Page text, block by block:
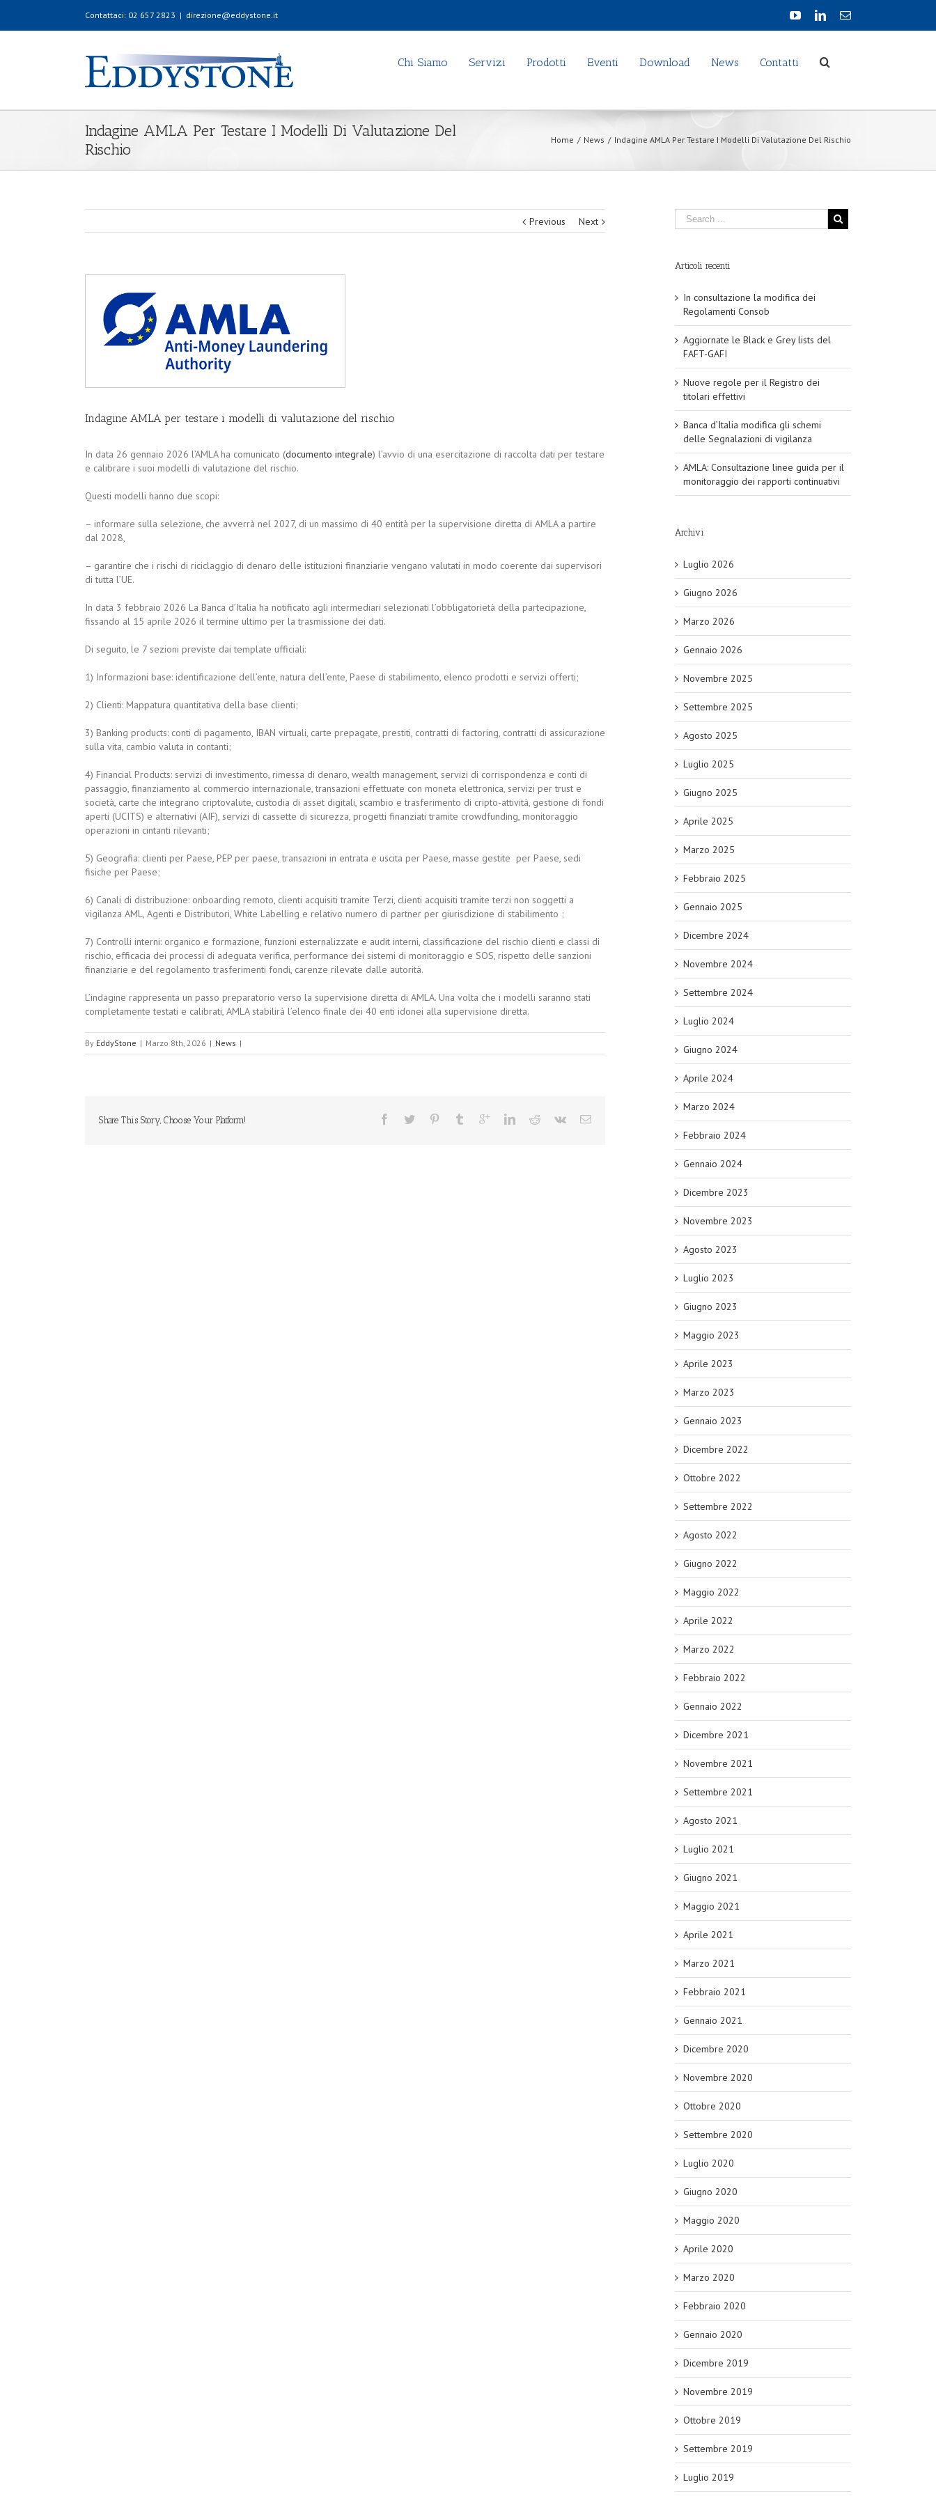
Contattaci: 02 657 2823 | direzione@eddystone.it
Chi Siamo Servizi Prodotti Eventi Download News Contatti
Indagine AMLA Per Testare I Modelli Di Valutazione Del
Rischio
Home / News / Indagine AMLA Per Testare I Modelli Di Valutazione Del Rischio
Previous Next
Indagine AMLA per testare i modelli di valutazione del rischio
In data 26 gennaio 2026 l’AMLA ha comunicato (documento integrale) l’avvio di una esercitazione di raccolta dati per testare
e calibrare i suoi modelli di valutazione del rischio.
Questi modelli hanno due scopi:
– informare sulla selezione, che avverrà nel 2027, di un massimo di 40 entità per la supervisione diretta di AMLA a partire
dal 2028,
– garantire che i rischi di riciclaggio di denaro delle istituzioni finanziarie vengano valutati in modo coerente dai supervisori
di tutta l’UE.
In data 3 febbraio 2026 La Banca d’Italia ha notificato agli intermediari selezionati l’obbligatorietà della partecipazione,
fissando al 15 aprile 2026 il termine ultimo per la trasmissione dei dati.
Di seguito, le 7 sezioni previste dai template ufficiali:
1) Informazioni base: identificazione dell’ente, natura dell’ente, Paese di stabilimento, elenco prodotti e servizi offerti;
2) Clienti: Mappatura quantitativa della base clienti;
3) Banking products: conti di pagamento, IBAN virtuali, carte prepagate, prestiti, contratti di factoring, contratti di assicurazione
sulla vita, cambio valuta in contanti;
4) Financial Products: servizi di investimento, rimessa di denaro, wealth management, servizi di corrispondenza e conti di
passaggio, finanziamento al commercio internazionale, transazioni effettuate con moneta elettronica, servizi per trust e
società, carte che integrano criptovalute, custodia di asset digitali, scambio e trasferimento di cripto-attività, gestione di fondi
aperti (UCITS) e alternativi (AIF), servizi di cassette di sicurezza, progetti finanziati tramite crowdfunding, monitoraggio
operazioni in cintanti rilevanti;
5) Geografia: clienti per Paese, PEP per paese, transazioni in entrata e uscita per Paese, masse gestite per Paese, sedi
fisiche per Paese;
6) Canali di distribuzione: onboarding remoto, clienti acquisiti tramite Terzi, clienti acquisiti tramite terzi non soggetti a
vigilanza AML, Agenti e Distributori, White Labelling e relativo numero di partner per giurisdizione di stabilimento ;
7) Controlli interni: organico e formazione, funzioni esternalizzate e audit interni, classificazione del rischio clienti e classi di
rischio, efficacia dei processi di adeguata verifica, performance dei sistemi di monitoraggio e SOS, rispetto delle sanzioni
finanziarie e del regolamento trasferimenti fondi, carenze rilevate dalle autorità.
L’indagine rappresenta un passo preparatorio verso la supervisione diretta di AMLA. Una volta che i modelli saranno stati
completamente testati e calibrati, AMLA stabilirà l’elenco finale dei 40 enti idonei alla supervisione diretta.
By EddyStone | Marzo 8th, 2026 | News |
Share This Story, Choose Your Platform!
Articoli recenti
In consultazione la modifica dei
Regolamenti Consob
Aggiornate le Black e Grey lists del
FAFT-GAFI
Nuove regole per il Registro dei
titolari effettivi
Banca d’Italia modifica gli schemi
delle Segnalazioni di vigilanza
AMLA: Consultazione linee guida per il
monitoraggio dei rapporti continuativi
Archivi
Luglio 2026
Giugno 2026
Marzo 2026
Gennaio 2026
Novembre 2025
Settembre 2025
Agosto 2025
Luglio 2025
Giugno 2025
Aprile 2025
Marzo 2025
Febbraio 2025
Gennaio 2025
Dicembre 2024
Novembre 2024
Settembre 2024
Luglio 2024
Giugno 2024
Aprile 2024
Marzo 2024
Febbraio 2024
Gennaio 2024
Dicembre 2023
Novembre 2023
Agosto 2023
Luglio 2023
Giugno 2023
Maggio 2023
Aprile 2023
Marzo 2023
Gennaio 2023
Dicembre 2022
Ottobre 2022
Settembre 2022
Agosto 2022
Giugno 2022
Maggio 2022
Aprile 2022
Marzo 2022
Febbraio 2022
Gennaio 2022
Dicembre 2021
Novembre 2021
Settembre 2021
Agosto 2021
Luglio 2021
Giugno 2021
Maggio 2021
Aprile 2021
Marzo 2021
Febbraio 2021
Gennaio 2021
Dicembre 2020
Novembre 2020
Ottobre 2020
Settembre 2020
Luglio 2020
Giugno 2020
Maggio 2020
Aprile 2020
Marzo 2020
Febbraio 2020
Gennaio 2020
Dicembre 2019
Novembre 2019
Ottobre 2019
Settembre 2019
Luglio 2019